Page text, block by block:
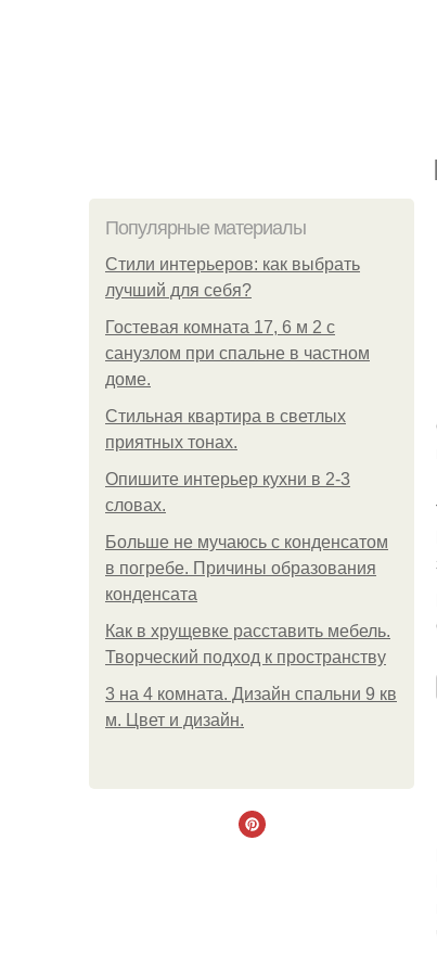
Популярные материалы
Стили интерьеров: как выбрать
лучший для себя?
Гостевая комната 17, 6 м 2 с
санузлом при спальне в частном
доме.
Стильная квартира в светлых
приятных тонах.
Опишите интерьер кухни в 2-3
словах.
Больше не мучаюсь с конденсатом
в погребе. Причины образования
конденсата
Как в хрущевке расставить мебель.
Творческий подход к пространству
3 на 4 комната. Дизайн спальни 9 кв
м. Цвет и дизайн.